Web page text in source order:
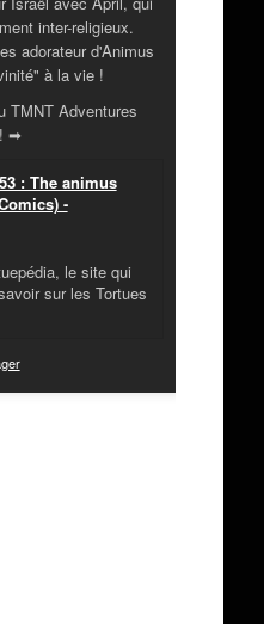
inter-religieux.
adorateur d'Animus
à la vie !
TMNT Adventures
➡
: The animus
-
le site qui
sur les Tortues